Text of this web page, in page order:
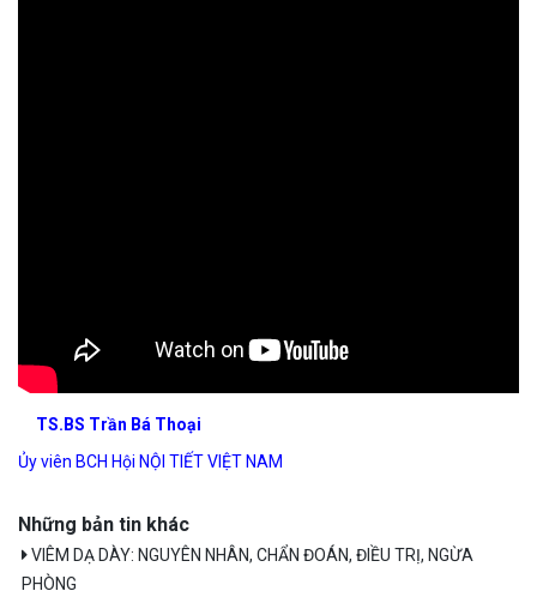
TS.BS Trần Bá Thoại
Ủy viên BCH Hội NỘI TIẾT VIỆT NAM
Những bản tin khác
VIÊM DẠ DÀY: NGUYÊN NHÂN, CHẨN ĐOÁN, ĐIỀU TRỊ, NGỪA
PHÒNG